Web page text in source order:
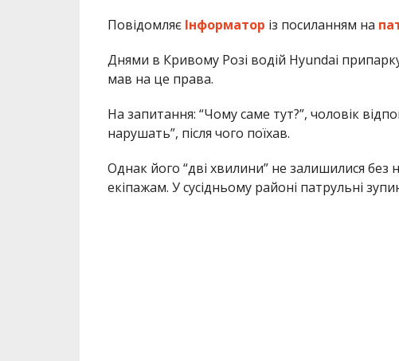
Повідомляє Інформатор із посиланням на
Днями в Кривому Розі водій Hyundai
мав на це права.
На запитання: “Чому саме тут?”, чоловік
нарушать”, після чого поїхав.
Однак його “дві хвилини” не залишилися
екіпажам. У сусідньому районі патрульні